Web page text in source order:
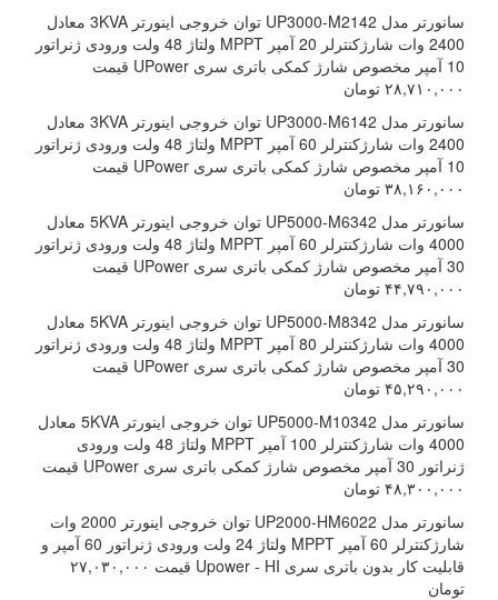
سانورتر مدل UP3000-M2142 توان خروجی اینورتر 3KVA معادل
2400 وات شارژکنترلر 20 آمپر MPPT ولتاژ 48 ولت ورودی ژنراتور
10 آمپر مخصوص شارژ کمکی باتری سری UPower قیمت
۲۸,۷۱۰,۰۰۰ تومان
سانورتر مدل UP3000-M6142 توان خروجی اینورتر 3KVA معادل
2400 وات شارژکنترلر 60 آمپر MPPT ولتاژ 48 ولت ورودی ژنراتور
10 آمپر مخصوص شارژ کمکی باتری سری UPower قیمت
۳۸,۱۶۰,۰۰۰ تومان
سانورتر مدل UP5000-M6342 توان خروجی اینورتر 5KVA معادل
4000 وات شارژکنترلر 60 آمپر MPPT ولتاژ 48 ولت ورودی ژنراتور
30 آمپر مخصوص شارژ کمکی باتری سری UPower قیمت
۴۴,۷۹۰,۰۰۰ تومان
سانورتر مدل UP5000-M8342 توان خروجی اینورتر 5KVA معادل
4000 وات شارژکنترلر 80 آمپر MPPT ولتاژ 48 ولت ورودی ژنراتور
30 آمپر مخصوص شارژ کمکی باتری سری UPower قیمت
۴۵,۲۹۰,۰۰۰ تومان
سانورتر مدل UP5000-M10342 توان خروجی اینورتر 5KVA معادل
4000 وات شارژکنترلر 100 آمپر MPPT ولتاژ 48 ولت ورودی
ژنراتور 30 آمپر مخصوص شارژ کمکی باتری سری UPower قیمت
۴۸,۳۰۰,۰۰۰ تومان
سانورتر مدل UP2000-HM6022 توان خروجی اینورتر 2000 وات
شارژکنترلر 60 آمپر MPPT ولتاژ 24 ولت ورودی ژنراتور 60 آمپر و
قابلیت کار بدون باتری سری Upower - HI قیمت ۲۷,۰۳۰,۰۰۰
تومان